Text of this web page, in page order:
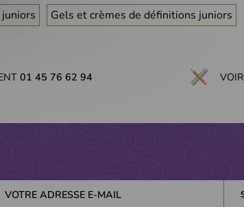
Gels et crèmes de définitions juniors
01 45 76 62 94 VOIR